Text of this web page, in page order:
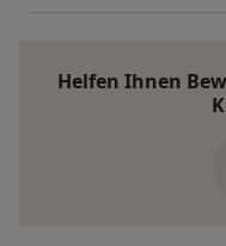
Helfen Ihnen